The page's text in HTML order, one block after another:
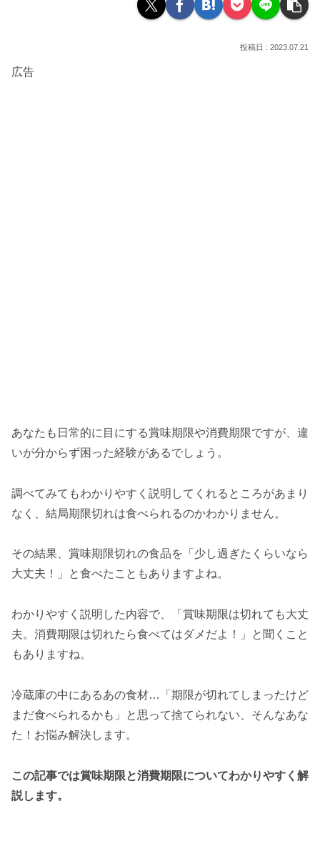
2023.07.21
広告
あなたも日常的に目にする賞味期限や消費期限ですが、違
いが分からず困った経験があるでしょう。
調べてみてもわかりやすく説明してくれるところがあまり
なく、結局期限切れは食べられるのかわかりません。
その結果、賞味期限切れの食品を「少し過ぎたくらいなら
大丈夫！」と食べたこともありますよね。
わかりやすく説明した内容で、「賞味期限は切れても大丈
夫。消費期限は切れたら食べてはダメだよ！」と聞くこと
もありますね。
冷蔵庫の中にあるあの食材…「期限が切れてしまったけど
まだ食べられるかも」と思って捨てられない、そんなあな
た！お悩み解決します。
この記事では賞味期限と消費期限についてわかりやすく解
説します。